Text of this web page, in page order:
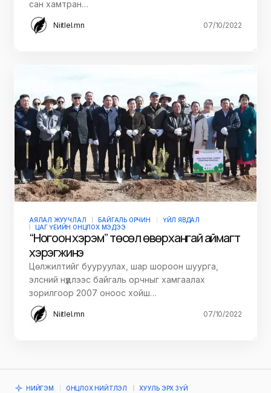
сан хамтран…
Niitlel.mn 07/10/2022
АЯЛАЛ ЖУУЧЛАЛ БАЙГАЛЬ ОРЧИН
ҮЙЛ ЯВДАЛ
ЦАГ ҮЕИЙН ОНЦЛОХ МЭДЭЭ
“Ногоон хэрэм” төсөл өвөрхангай аймагт
хэрэгжинэ
Цөлжилтийг бууруулах, шар шороон шуурга,
элсний нүүдлээс байгаль орчныг хамгаалах
зорилгоор 2007 оноос хойш…
Niitlel.mn 07/10/2022
НИЙГЭМ ОНЦЛОХ НИЙТЛЭЛ ХУУЛЬ ЭРХ ЗҮЙ